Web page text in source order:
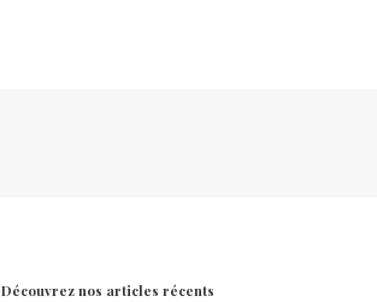
Découvrez nos articles récents